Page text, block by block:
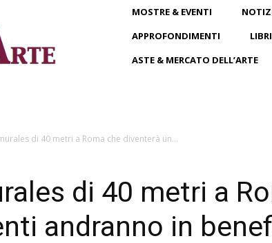
MOSTRE & EVENTI
APPROFONDIMENTI
LIBRI
ASTE & MERCATO DELL’ARTE
di 40 metri a Roma che diventerà un...
di 40 metri a
andranno in